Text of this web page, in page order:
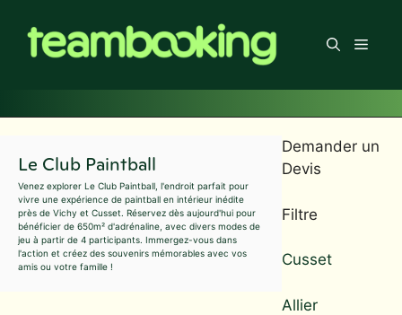
contenu
Menu
Le Club Paintball
Venez explorer Le Club Paintball, l'endroit parfait pour
vivre une expérience de paintball en intérieur inédite
près de Vichy et Cusset. Réservez dès aujourd'hui pour
bénéficier de 650m² d'adrénaline, avec divers modes de
jeu à partir de 4 participants. Immergez-vous dans
l'action et créez des souvenirs mémorables avec vos
amis ou votre famille !
Demander un
Devis
Filtre
Cusset
Allier